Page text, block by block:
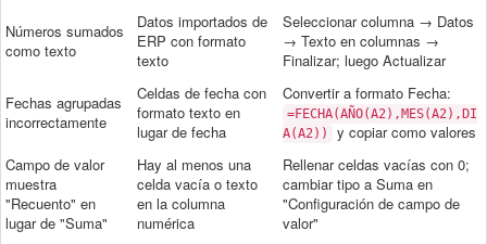
Números sumados
como texto
Datos importados de
ERP con formato
texto
Seleccionar columna → Datos
→ Texto en columnas →
Finalizar; luego Actualizar
Fechas agrupadas
incorrectamente
Celdas de fecha con
formato texto en
lugar de fecha
Convertir a formato Fecha:
=FECHA(AÑO(A2),MES(A2),DI
A(A2))
y copiar como valores
Campo de valor
muestra
"Recuento" en
lugar de "Suma"
Hay al menos una
celda vacía o texto
en la columna
numérica
Rellenar celdas vacías con 0;
cambiar tipo a Suma en
"Configuración de campo de
valor"